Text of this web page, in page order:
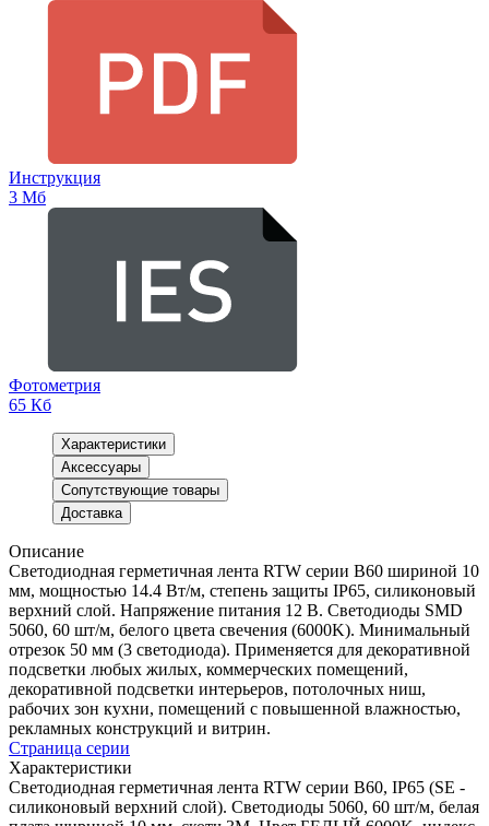
Инструкция
3 Мб
Фотометрия
65 Кб
Характеристики
Аксессуары
Сопутствующие товары
Доставка
Описание
Светодиодная герметичная лента RTW серии B60 шириной 10
мм, мощностью 14.4 Вт/м, степень защиты IP65, силиконовый
верхний слой. Напряжение питания 12 В. Светодиоды SMD
5060, 60 шт/м, белого цвета свечения (6000K). Минимальный
отрезок 50 мм (3 светодиода). Применяется для декоративной
подсветки любых жилых, коммерческих помещений,
декоративной подсветки интерьеров, потолочных ниш,
рабочих зон кухни, помещений с повышенной влажностью,
рекламных конструкций и витрин.
Страница серии
Характеристики
Светодиодная герметичная лента RTW серии B60, IP65 (SE -
силиконовый верхний слой). Светодиоды 5060, 60 шт/м, белая